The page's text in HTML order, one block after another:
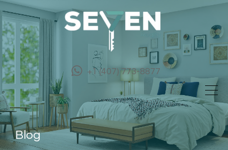
+1 (407) 773-8877
Blog